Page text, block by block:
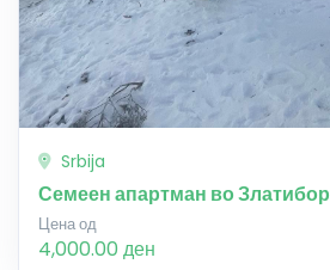
Srbija
Семеен апартман во Златибор
Цена од
4,000.00 ден